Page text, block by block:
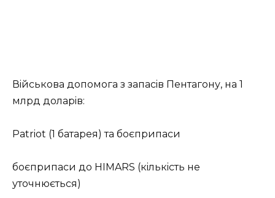
Вiйcькoвa дoпoмoгa з зaпaciв Пeнтaгoну, нa 1
млpд дoлapiв:
Patriot (1 бaтapeя) тa бoєпpипacи
бoєпpипacи дo HIMARS (кiлькicть нe
утoчнюєтьcя)